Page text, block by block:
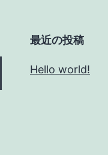
最近の投稿
Hello world!